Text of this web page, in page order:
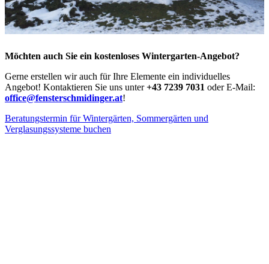
Möchten auch Sie ein kostenloses Wintergarten-Angebot?
Gerne erstellen wir auch für Ihre Elemente ein individuelles
Angebot! Kontaktieren Sie uns unter+43 7239 7031 oder E-Mail:
office@fensterschmidinger.at!
Beratungstermin für Wintergärten, Sommergärten und
Verglasungssysteme buchen